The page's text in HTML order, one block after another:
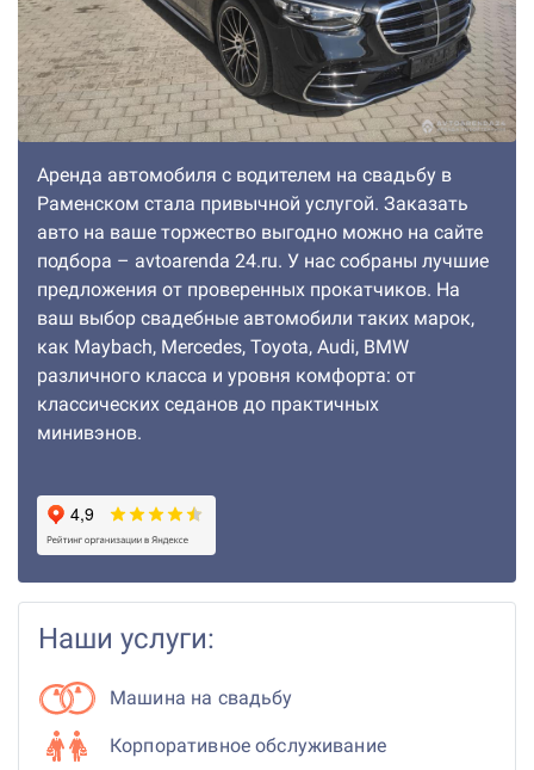
Аренда автомобиля с водителем на свадьбу в
Раменском стала привычной услугой. Заказать
авто на ваше торжество выгодно можно на сайте
подбора – avtoarenda 24.ru. У нас собраны лучшие
предложения от проверенных прокатчиков. На
ваш выбор свадебные автомобили таких марок,
как Maybach, Mercedes, Toyota, Audi, BMW
различного класса и уровня комфорта: от
классических седанов до практичных
минивэнов.
Наши услуги:
Машина на свадьбу
Корпоративное обслуживание